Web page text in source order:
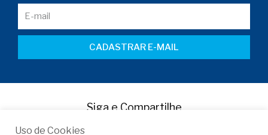
CADASTRAR E-MAIL
Siga e Compartilhe
Uso de Cookies